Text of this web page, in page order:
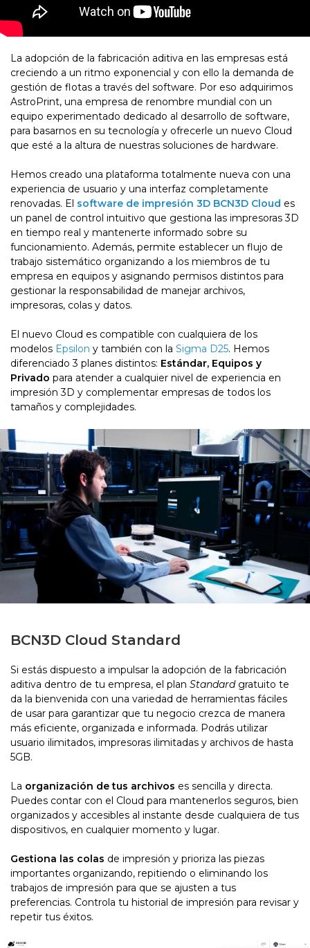
La adopción de la fabricación aditiva en las empresas está
creciendo a un ritmo exponencial y con ello la demanda de
gestión de flotas a través del software. Por eso adquirimos
AstroPrint, una empresa de renombre mundial con un
equipo experimentado dedicado al desarrollo de software,
para basarnos en su tecnología y ofrecerle un nuevo Cloud
que esté a la altura de nuestras soluciones de hardware.
Hemos creado una plataforma totalmente nueva con una
experiencia de usuario y una interfaz completamente
renovadas. El software de impresión 3D BCN3D Cloud es
un panel de control intuitivo que gestiona las impresoras 3D
en tiempo real y mantenerte informado sobre su
funcionamiento. Además, permite establecer un flujo de
trabajo sistemático organizando a los miembros de tu
empresa en equipos y asignando permisos distintos para
gestionar la responsabilidad de manejar archivos,
impresoras, colas y datos.
El nuevo Cloud es compatible con cualquiera de los
modelos Epsilon y también con la Sigma D25. Hemos
diferenciado 3 planes distintos: Estándar, Equipos y
Privado para atender a cualquier nivel de experiencia en
impresión 3D y complementar empresas de todos los
tamaños y complejidades.
BCN3D Cloud Standard
Si estás dispuesto a impulsar la adopción de la fabricación
aditiva dentro de tu empresa, el plan Standard gratuito te
da la bienvenida con una variedad de herramientas fáciles
de usar para garantizar que tu negocio crezca de manera
más eficiente, organizada e informada. Podrás utilizar
usuario ilimitados, impresoras ilimitadas y archivos de hasta
5GB.
La organización de tus archivos es sencilla y directa.
Puedes contar con el Cloud para mantenerlos seguros, bien
organizados y accesibles al instante desde cualquiera de tus
dispositivos, en cualquier momento y lugar.
Gestiona las colas de impresión y prioriza las piezas
importantes organizando, repitiendo o eliminando los
trabajos de impresión para que se ajusten a tus
preferencias. Controla tu historial de impresión para revisar y
repetir tus éxitos.